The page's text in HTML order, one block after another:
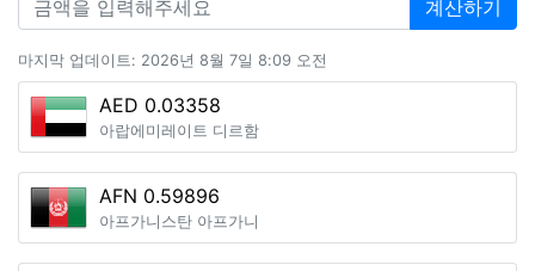
계산하기
마지막 업데이트: 2026년 8월 7일 8:09 오전
AED 0.03358
아랍에미레이트 디르함
AFN 0.59896
아프가니스탄 아프가니